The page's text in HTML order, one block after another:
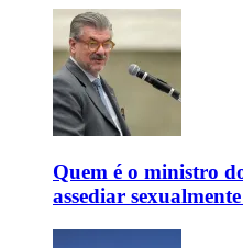
Quem é o ministro
assediar